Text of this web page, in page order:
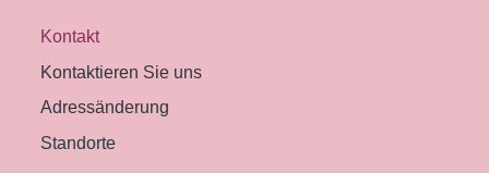
Kontakt
Kontaktieren Sie uns
Adressänderung
Standorte